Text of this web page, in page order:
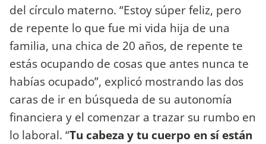
del círculo materno. “Estoy súper feliz, pero
de repente lo que fue mi vida hija de una
familia, una chica de 20 años, de repente te
estás ocupando de cosas que antes nunca te
habías ocupado”, explicó mostrando las dos
caras de ir en búsqueda de su autonomía
financiera y el comenzar a trazar su rumbo en
lo laboral. “Tu cabeza y tu cuerpo en sí están